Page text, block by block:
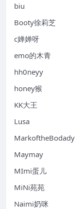
biu
Booty徐莉芝
c婵婵呀
emo的木青
hh0neyy
honey猴
KK大王
Lusa
MarkoftheBodady
Maymay
MImi蛋儿
MiNi苑苑
Naimi奶咪